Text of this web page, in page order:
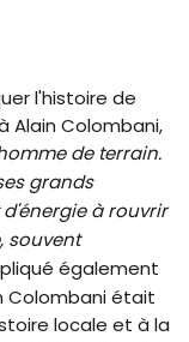
l'histoire de
Alain Colombani,
de terrain.
grands
à rouvrir
souvent
également
Colombani était
locale et à la